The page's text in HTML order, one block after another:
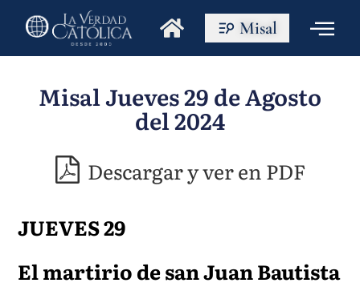
Misal
Misal Jueves 29 de Agosto
del 2024
Descargar y ver en PDF
JUEVES 29
El martirio de san Juan Bautista